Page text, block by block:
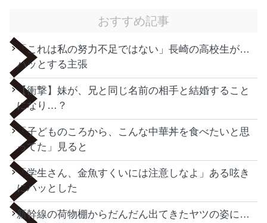
おすすめ記事
「これは私の努力不足ではない」長崎の高校生が…
ハッとする主張
【衝撃】妹が、兄と同じ名前の相手と結婚すること
になり…？
「子どものころから、こんな中華丼を食べたいと思
ってた」見ると
「学生さん、金魚すくいには注意しなよ」ある呟き
にハッとした
新幹線の荷物棚からだんだん出てきたヤツの姿に…